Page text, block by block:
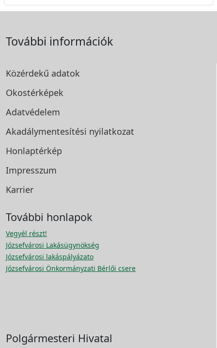
További információk
Közérdekű adatok
Okostérképek
Adatvédelem
Akadálymentesítési nyilatkozat
Honlaptérkép
Impresszum
Karrier
További honlapok
Vegyél részt!
Józsefvárosi Lakásügynökség
Józsefvárosi lakáspályázato
Józsefvárosi Önkormányzati Bérlői csere
Polgármesteri Hivatal